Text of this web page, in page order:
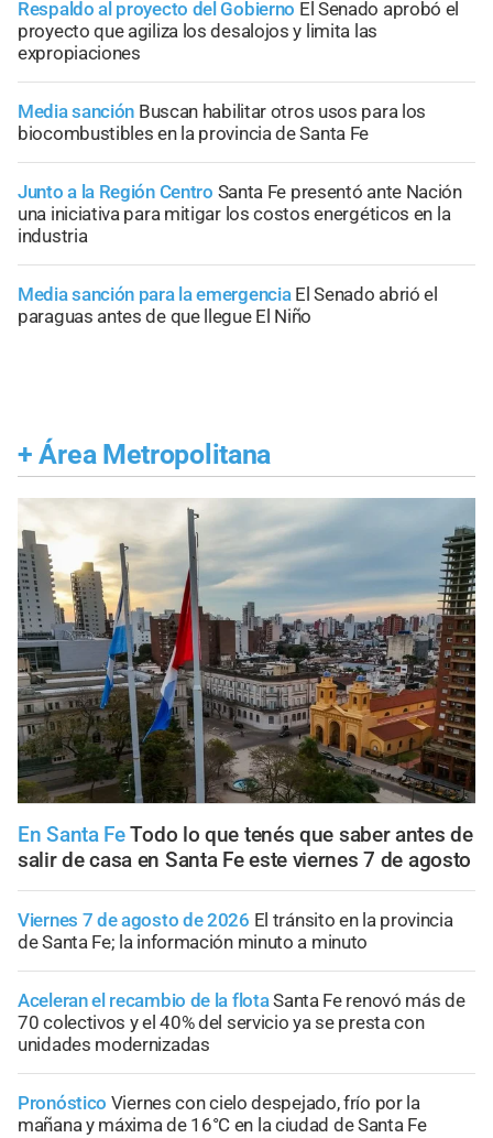
Respaldo al proyecto del Gobierno El Senado aprobó el
proyecto que agiliza los desalojos y limita las
expropiaciones
Media sanción Buscan habilitar otros usos para los
biocombustibles en la provincia de Santa Fe
Junto a la Región Centro Santa Fe presentó ante Nación
una iniciativa para mitigar los costos energéticos en la
industria
Media sanción para la emergencia El Senado abrió el
paraguas antes de que llegue El Niño
+ Área Metropolitana
En Santa FeTodo lo que tenés que saber antes de
salir de casa en Santa Fe este viernes 7 de agosto
Viernes 7 de agosto de 2026 El tránsito en la provincia
de Santa Fe; la información minuto a minuto
Aceleran el recambio de la flotaSanta Fe renovó más de
70 colectivos y el 40% del servicio ya se presta con
unidades modernizadas
Pronóstico Viernes con cielo despejado, frío por la
mañana y máxima de 16°C en la ciudad de Santa Fe